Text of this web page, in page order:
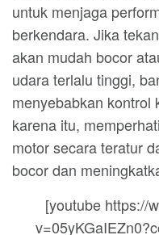
untuk menjaga
berkendara. Jika
akan mudah bocor
udara terlalu tinggi,
menyebabkan kontrol
karena itu,
motor secara teratur
bocor dan
[youtube https://